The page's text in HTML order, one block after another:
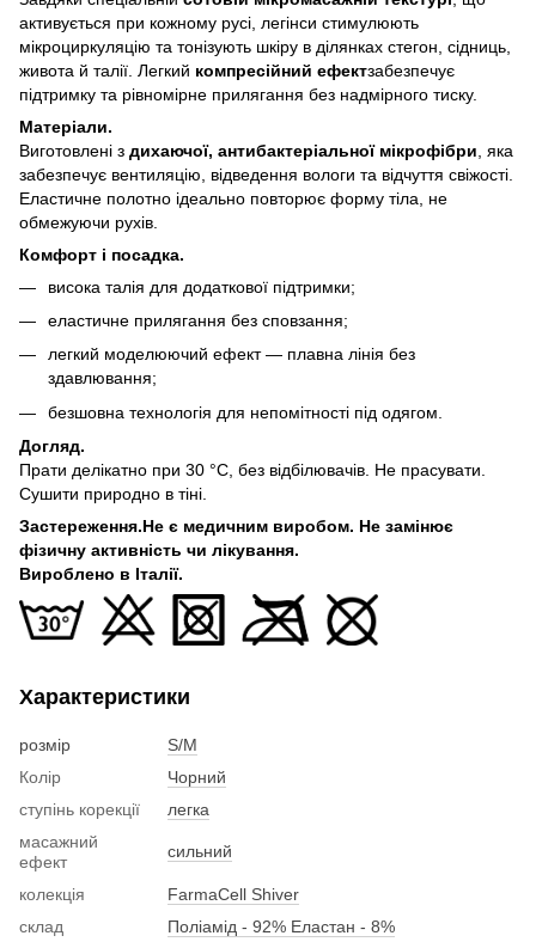
активується при кожному русі, легінси стимулюють
мікроциркуляцію та тонізують шкіру в ділянках стегон, сідниць,
живота й талії. Легкий компресійний ефектзабезпечує
підтримку та рівномірне прилягання без надмірного тиску.
Матеріали.
Виготовлені з дихаючої, антибактеріальної мікрофібри , яка
забезпечує вентиляцію, відведення вологи та відчуття свіжості.
Еластичне полотно ідеально повторює форму тіла, не
обмежуючи рухів.
Комфорт і посадка.
висока талія для додаткової підтримки;
еластичне прилягання без сповзання;
легкий моделюючий ефект — плавна лінія без
здавлювання;
безшовна технологія для непомітності під одягом.
Догляд.
Прати делікатно при 30 °C, без відбілювачів. Не прасувати.
Сушити природно в тіні.
Застереження.Не є медичним виробом. Не замінює
фізичну активність чи лікування.
Вироблено в Італії.
Характеристики
розмір
S/M
Колір
Чорний
ступінь корекції
легка
масажний
ефект
сильний
колекція
FarmaCell Shiver
склад
Поліамід - 92% Еластан - 8%